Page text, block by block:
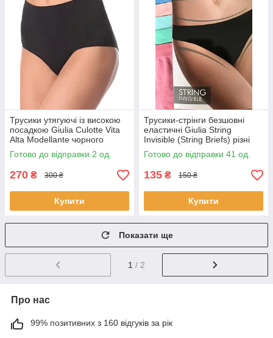
Трусики утягуючі із високою
посадкою Giulia Culotte Vita
Alta Modellante чорного
кольору розмір S/M
Готово до відправки 2 од.
270 ₴ 300 ₴
Купити
Трусики-стрінги безшовні
еластичні Giulia String
Invisible (String Briefs) різні
кольори S/M - L/XL
Готово до відправки 41 од.
135 ₴ 150 ₴
Купити
Показати ще
1 / 2
Про нас
99% позитивних з 160 відгуків за рік